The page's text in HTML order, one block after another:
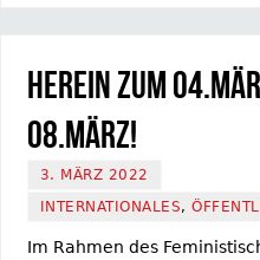
Herein zum
08.März!
3. MÄRZ 2022
INTERNATIONALES,
Im Rahmen des